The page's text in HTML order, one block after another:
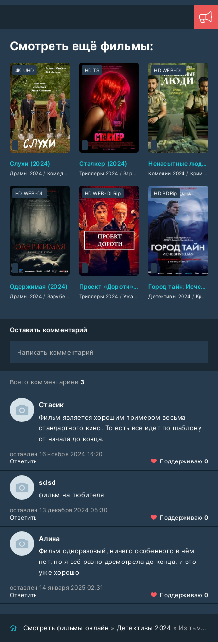
Смотреть ещё фильмы:
Слухи (2024)
Драмы 2024/ Комедии 2024 /Ужасы 2024 /Зарубежные фильмы 2024/
4K UHD
Сталкер (2024)
Триллеры 2024 /Зарубежные фильмы 2024 /Фильмы
HD TS
Ненасытные люди (2024)
Комедии 2024 / Криминальные фильмы 2024
HD WEB-DL
Одержимая (2024)
Драмы 2024/ Зарубежные фильмы 2024 /Фильмы весны 2024/Новинки кино
HD WEB-DL
Проект «Дороти» (2024)
Триллеры 2024 /Ужасы 2024 /Фантастические 2024
HD WEB-DLRip
Город тайн: Исчезнувшая (2024)
Детективы 2024 /Криминальные фильмы 2024
HD BDRip
Оставить комментарий
Написать комментарий
Всего комментариев 3
Стасик
Фильм является хорошим примером весьма
стандартного кино. То есть все идет по шаблону
от начала до конца.
оставлен 16 ноября 2024 16:20
Ответить
Поддерживаю 0
sdsd
фильм на любителя
оставлен 13 декабря 2024 05:30
Ответить
Поддерживаю 0
Алина
Фильм одноразовый, ничего особенного в нём
нет, но я всё равно досмотрела до конца, и это
уже хорошо
оставлен 14 января 2025 02:31
Ответить
Поддерживаю 0
Смотреть фильмы онлайн » Детективы 2024 » Из тьмы (2024)